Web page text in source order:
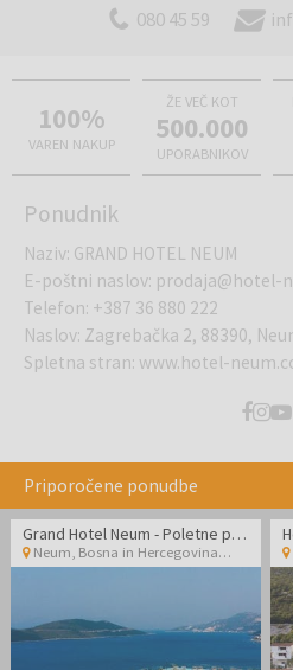
080 45 59
100%
VAREN NAKUP
ŽE VEČ KOT
500.000
UPORABNIKOV
Ponudnik
Naziv: GRAND HOTEL NEUM
E-poštni naslov: prodaja@hotel-
Telefon: +387 36 880 222
Naslov: Zagrebačka 2, 88390,
Spletna stran: www.hotel-
Priporočene ponudbe
Grand Hotel Neum - Poletne počitnice tik ob morju
Neum, Bosna in Hercegovina